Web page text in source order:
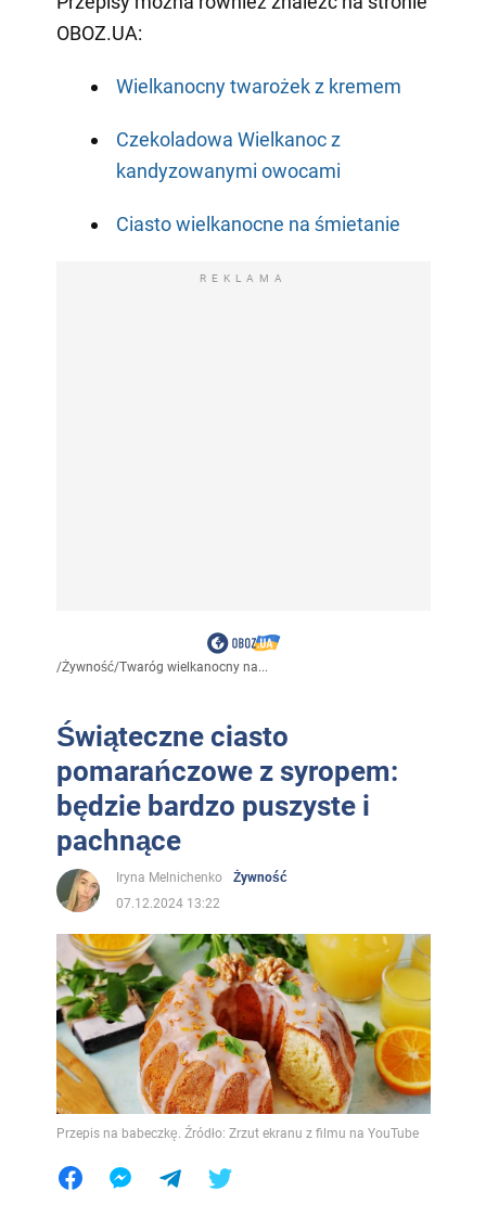
OBOZ.UA:
Wielkanocny twarożek z kremem
Czekoladowa Wielkanoc z
kandyzowanymi owocami
Ciasto wielkanocne na śmietanie
REKLAMA
/Żywność/Twaróg wielkanocny na...
Świąteczne ciasto
pomarańczowe z syropem:
będzie bardzo puszyste i
pachnące
Iryna Melnichenko
Żywność
07.12.2024 13:22
Przepis na babeczkę. Źródło: Zrzut ekranu z filmu na YouTube